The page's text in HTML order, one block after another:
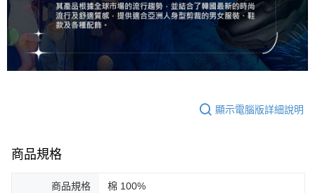
顯示電腦版詳細說明
商品規格
商品規格 棉 100%